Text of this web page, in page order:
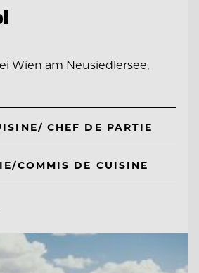
Wien am Neusiedlersee,
CHEF DE PARTIE
COMMIS DE CUISINE